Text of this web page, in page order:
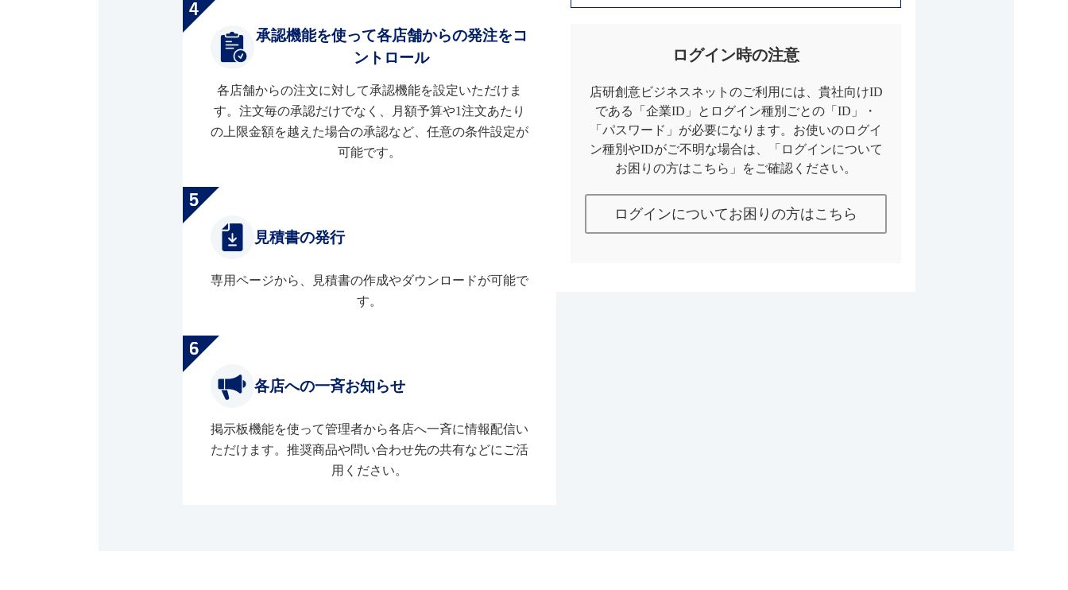
承認機能を使って各店舗からの発注をコ
ントロール
各店舗からの注文に対して承認機能を設定いただけま
す。注文毎の承認だけでなく、月額予算や1注文あたり
の上限金額を越えた場合の承認など、任意の条件設定が
可能です。
見積書の発行
専用ページから、見積書の作成やダウンロードが可能で
す。
各店への一斉お知らせ
掲示板機能を使って管理者から各店へ一斉に情報配信い
ただけます。推奨商品や問い合わせ先の共有などにご活
用ください。
ログイン時の注意
店研創意ビジネスネットのご利用には、貴社向けID
である「企業ID」とログイン種別ごとの「ID」・
「パスワード」が必要になります。お使いのログイ
ン種別やIDがご不明な場合は、「ログインについて
お困りの方はこちら」をご確認ください。
ログインについてお困りの方はこちら